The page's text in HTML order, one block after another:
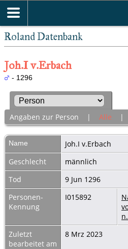
Roland Datenbank
Joh.I v.Erbach
- 1296
Angaben zur Person | Alle |
Name Joh.I v.Erbach
Geschlecht
männlich
Tod
9 Jun 1296
Personen-
Kennung
I015892
Zuletzt
bearbeitet am
8 Mrz 2023